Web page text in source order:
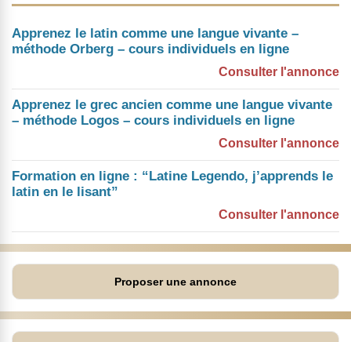
Apprenez le latin comme une langue vivante –
méthode Orberg – cours individuels en ligne
Consulter l'annonce
Apprenez le grec ancien comme une langue vivante
– méthode Logos – cours individuels en ligne
Consulter l'annonce
Formation en ligne : “Latine Legendo, j’apprends le
latin en le lisant”
Consulter l'annonce
Proposer une annonce